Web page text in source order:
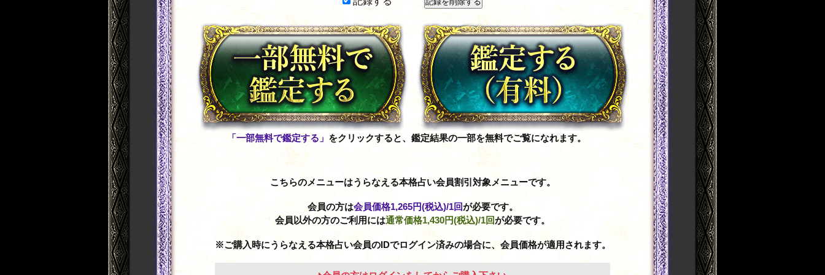
「一部無料で鑑定する」 をクリックすると、鑑定結果の一部を無料でご覧になれます。
こちらのメニューはうらなえる本格占い会員割引対象メニューです。
会員の方は会員価格1,265円(税込)/1回が必要です。
会員以外の方のご利用には通常価格1,430円(税込)/1回が必要です。
※ご購入時にうらなえる本格占い会員のIDでログイン済みの場合に、会員価格が適用されます。